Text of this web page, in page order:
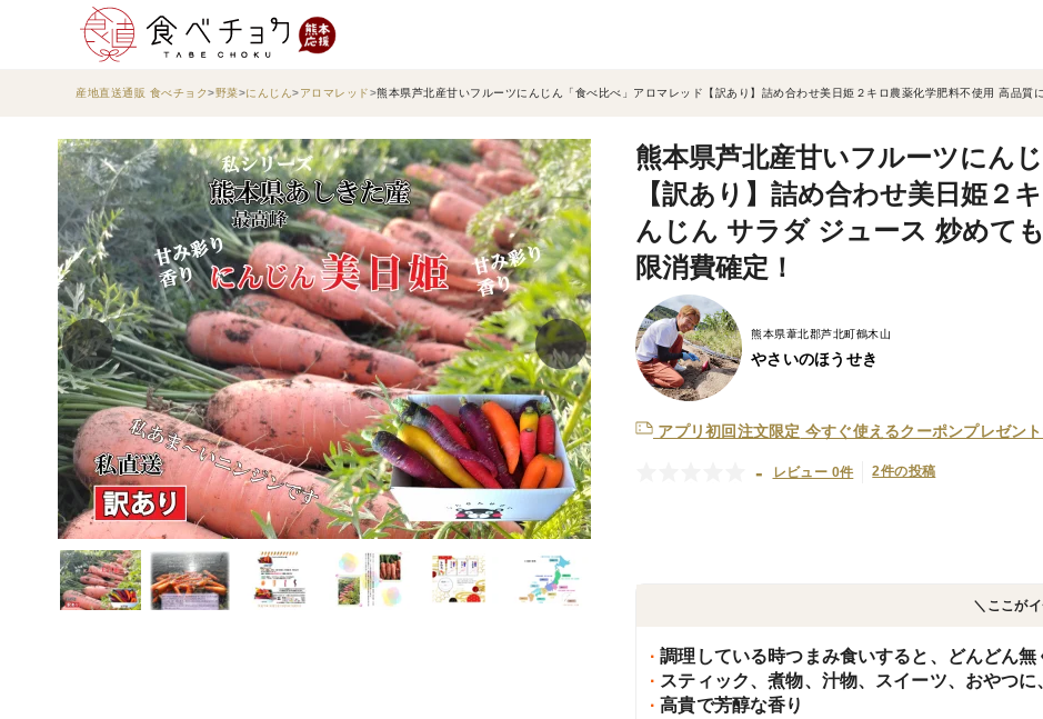
産地直送通販 食べチョク 野菜 にんじん アロマレッド 熊本県芦北産甘いフルーツにんじん「食べ比べ」アロマレッド【訳あり】詰め合わせ美日姫２キロ農薬化学肥料不使用 高品質
熊本県芦北産甘いフルーツにん
【訳あり】詰め合わせ美日姫２
んじん サラダ ジュース 炒めて
限消費確定！
熊本県葦北郡芦北町鶴木山
やさいのほうせき
アプリ初回注文限定 今すぐ使えるクーポンプレゼン
- レビュー 0件 2件の投稿
＼ここが
調理している時つまみ食いすると、どんどん無
スティック、煮物、汁物、スイーツ、おやつに
高貴で芳醇な香り